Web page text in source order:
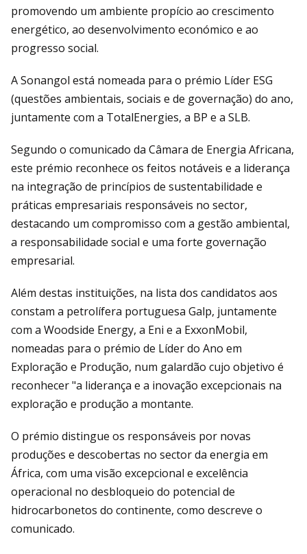
promovendo um ambiente propício ao crescimento
energético, ao desenvolvimento económico e ao
progresso social.
A Sonangol está nomeada para o prémio Líder ESG
(questões ambientais, sociais e de governação) do ano,
juntamente com a TotalEnergies, a BP e a SLB.
Segundo o comunicado da Câmara de Energia Africana,
este prémio reconhece os feitos notáveis e a liderança
na integração de princípios de sustentabilidade e
práticas empresariais responsáveis no sector,
destacando um compromisso com a gestão ambiental,
a responsabilidade social e uma forte governação
empresarial.
Além destas instituições, na lista dos candidatos aos
constam a petrolífera portuguesa Galp, juntamente
com a Woodside Energy, a Eni e a ExxonMobil,
nomeadas para o prémio de Líder do Ano em
Exploração e Produção, num galardão cujo objetivo é
reconhecer "a liderança e a inovação excepcionais na
exploração e produção a montante.
O prémio distingue os responsáveis por novas
produções e descobertas no sector da energia em
África, com uma visão excepcional e excelência
operacional no desbloqueio do potencial de
hidrocarbonetos do continente, como descreve o
comunicado.